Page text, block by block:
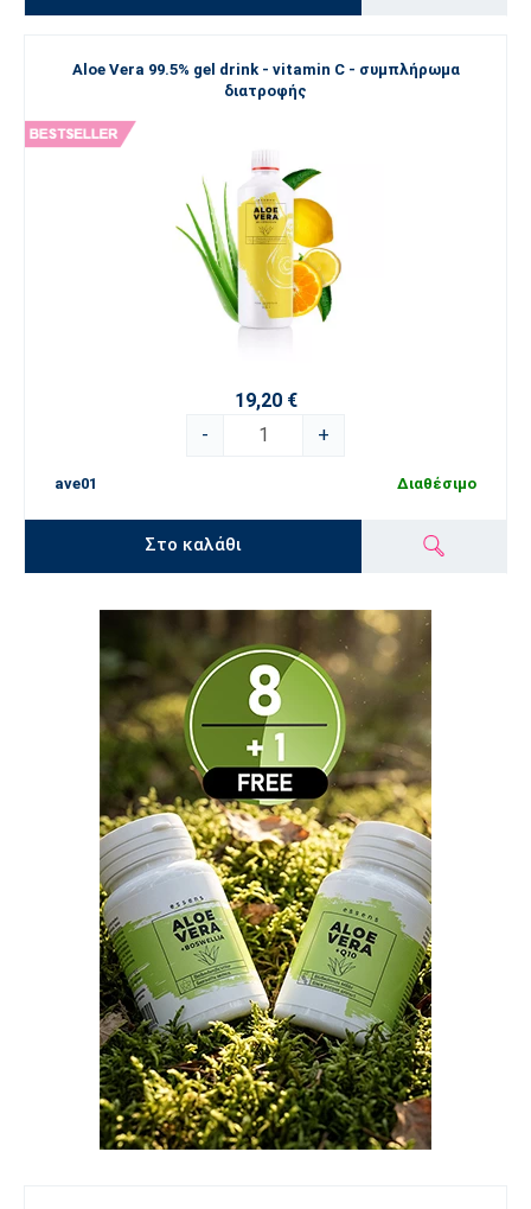
Aloe Vera 99.5% gel drink - vitamin C - συμπλήρωμα
διατροφής
19,20 €
-
+
ave01 Διαθέσιμο
Στο καλάθι